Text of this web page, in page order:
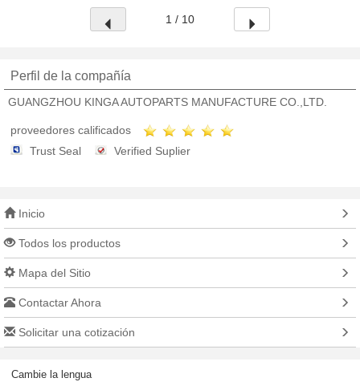
1 / 10
Perfil de la compañía
GUANGZHOU KINGA AUTOPARTS MANUFACTURE CO.,LTD.
proveedores calificados
Trust Seal
Verified Suplier
Inicio
Todos los productos
Mapa del Sitio
Contactar Ahora
Solicitar una cotización
Cambie la lengua